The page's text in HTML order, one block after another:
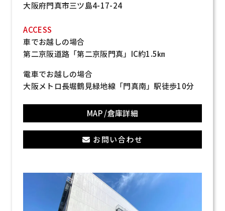
大阪府門真市三ツ島4-17-24
ACCESS
車でお越しの場合
第二京阪道路「第二京阪門真」IC約1.5㎞
電車でお越しの場合
大阪メトロ長堀鶴見緑地線「門真南」駅徒歩10分
MAP /倉庫詳細
お問い合わせ